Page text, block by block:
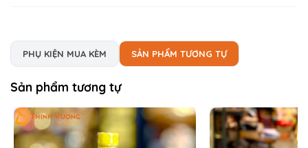
PHỤ KIỆN MUA KÈM SẢN PHẨM TƯƠNG TỰ
Sản phẩm tương tự